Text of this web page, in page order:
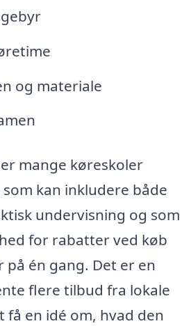
og materiale
mange køreskoler
kan inkludere både
undervisning og som
for rabatter ved køb
én gang. Det er en
flere tilbud fra lokale
få en idé om, hvad den